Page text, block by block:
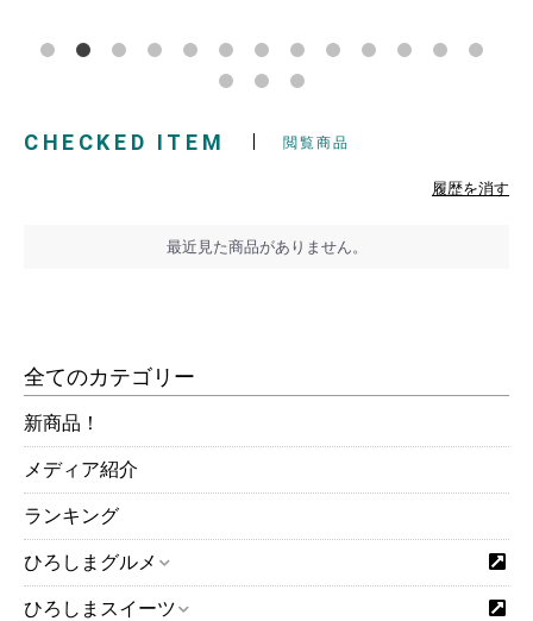
CHECKED ITEM 閲覧商品
履歴を消す
最近見た商品がありません。
全てのカテゴリー
新商品！
メディア紹介
ランキング
ひろしまグルメ
ひろしまスイーツ